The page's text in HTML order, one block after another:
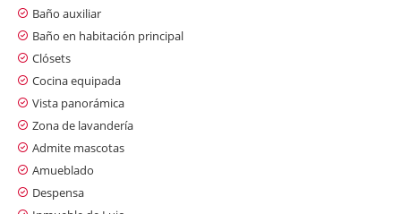
Baño auxiliar
Baño en habitación principal
Clósets
Cocina equipada
Vista panorámica
Zona de lavandería
Admite mascotas
Amueblado
Despensa